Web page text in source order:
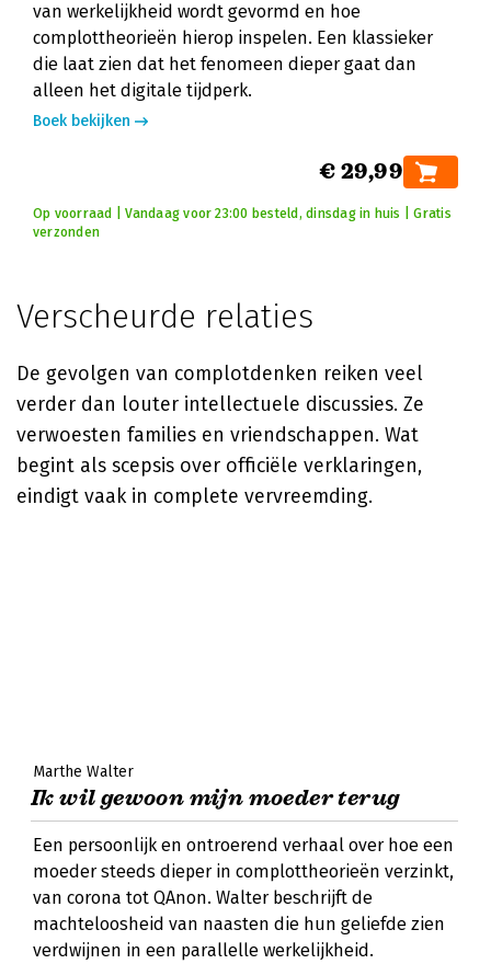
van werkelijkheid wordt gevormd en hoe
complottheorieën hierop inspelen. Een klassieker
die laat zien dat het fenomeen dieper gaat dan
alleen het digitale tijdperk.
Boek bekijken
€ 29,99
Op voorraad | Vandaag voor 23:00 besteld, dinsdag in huis | Gratis
verzonden
Verscheurde relaties
De gevolgen van complotdenken reiken veel
verder dan louter intellectuele discussies. Ze
verwoesten families en vriendschappen. Wat
begint als scepsis over officiële verklaringen,
eindigt vaak in complete vervreemding.
Marthe Walter
Ik wil gewoon mijn moeder terug
Een persoonlijk en ontroerend verhaal over hoe een
moeder steeds dieper in complottheorieën verzinkt,
van corona tot QAnon. Walter beschrijft de
machteloosheid van naasten die hun geliefde zien
verdwijnen in een parallelle werkelijkheid.